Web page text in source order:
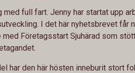
med full fart. Jenny har startat upp
I det här nyhetsbrevet får
med Företagsstart Sjuhärad som
har den här hösten inneburit stort